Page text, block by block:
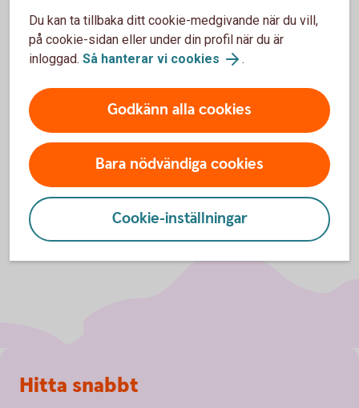
Finns det någon minimigräns?
Kan jag handla online i Kapitalspar Depå?
Du kan ta tillbaka ditt cookie-medgivande när du vill,
på cookie-sidan eller under din profil när du är
inloggad. Så hanterar vi cookies .
Godkänn alla cookies
Bara nödvändiga cookies
Cookie-inställningar
Sidfot
Hitta snabbt